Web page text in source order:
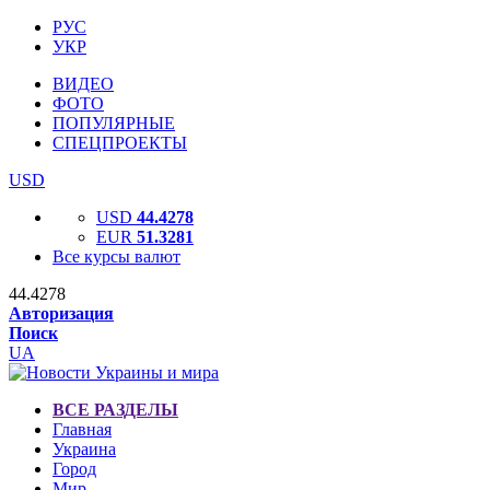
РУС
УКР
ВИДЕО
ФОТО
ПОПУЛЯРНЫЕ
СПЕЦПРОЕКТЫ
USD
USD 44.4278
EUR 51.3281
Все курсы валют
44.4278
Авторизация
Поиск
UA
ВСЕ РАЗДЕЛЫ
Главная
Украина
Город